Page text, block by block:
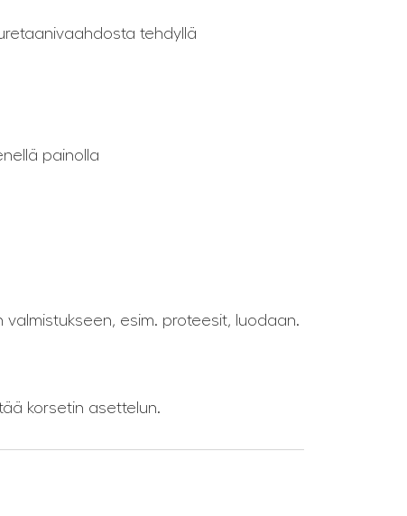
tehdyllä
painolla
esim. proteesit, luodaan.
korsetin asettelun.